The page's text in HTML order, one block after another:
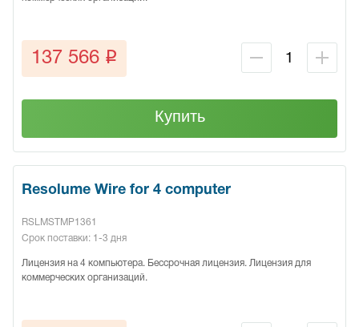
137 566 q
Купить
Resolume Wire for 4 computer
RSLMSTMP1361
Срок поставки: 1-3 дня
Лицензия на 4 компьютера. Бессрочная лицензия. Лицензия для
коммерческих организаций.